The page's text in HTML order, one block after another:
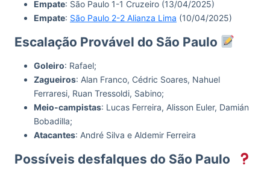
Empate: São Paulo 1-1 Cruzeiro (13/04/2025)
Empate: São Paulo 2-2 Alianza Lima (10/04/2025)
Escalação Provável do São Paulo
Goleiro: Rafael;
Zagueiros: Alan Franco, Cédric Soares, Nahuel
Ferraresi, Ruan Tressoldi, Sabino;
Meio-campistas: Lucas Ferreira, Alisson Euler, Damián
Bobadilla;
Atacantes: André Silva e Aldemir Ferreira
Possíveis desfalques do São Paulo